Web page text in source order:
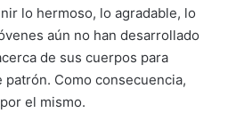
lo hermoso, lo agradable, lo
aún no han desarrollado
de sus cuerpos para
Como consecuencia,
el mismo.